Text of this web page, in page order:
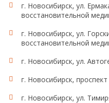
г. Новосибирск, ул.
восстановительной
г. Новосибирск, ул.
восстановительной
г. Новосибирск, ул.
г. Новосибирск,
г. Новосибирск, ул.